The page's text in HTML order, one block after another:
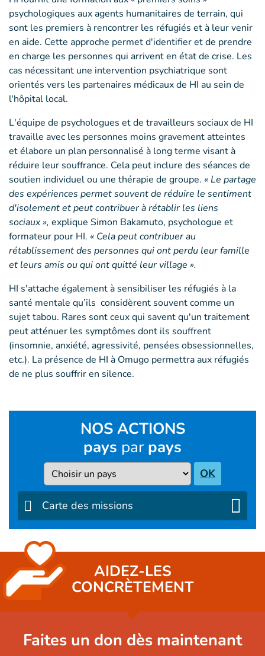
psychologiques aux agents humanitaires de terrain, qui
sont les premiers à rencontrer les réfugiés et à leur venir
en aide. Cette approche permet d'identifier et de prendre
en charge les personnes qui arrivent en état de crise. Les
cas nécessitant une intervention psychiatrique sont
orientés vers les partenaires médicaux de HI au sein de
l'hôpital local.
L'équipe de psychologues et de travailleurs sociaux de HI
travaille avec les personnes moins gravement atteintes
et élabore un plan personnalisé à long terme visant à
réduire leur souffrance. Cela peut inclure des séances de
soutien individuel ou une thérapie de groupe. « Le partage
des expériences permet souvent de réduire le sentiment
d'isolement et peut contribuer à rétablir les liens
sociaux », explique Simon Bakamuto, psychologue et
formateur pour HI. « Cela peut contribuer au
rétablissement des personnes qui ont perdu leur famille
et leurs amis ou qui ont quitté leur village ».
HI s'attache également à sensibiliser les réfugiés à la
santé mentale qu’ils considèrent souvent comme un
sujet tabou. Rares sont ceux qui savent qu'un traitement
peut atténuer les symptômes dont ils souffrent
(insomnie, anxiété, agressivité, pensées obsessionnelles,
etc.). La présence de HI à Omugo permettra aux réfugiés
de ne plus souffrir en silence.
NOS ACTIONS
pays par pays
Pays OK
Carte des missions
AIDEZ-LES
CONCRÈTEMENT
Faites un don dès maintenant